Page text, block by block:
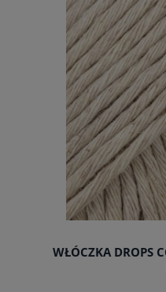
do
WŁÓCZKA DROPS